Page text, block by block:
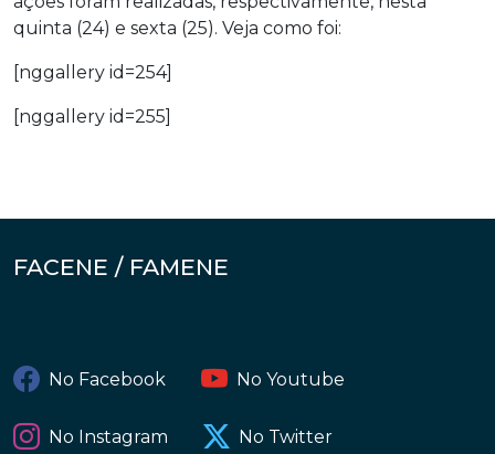
quinta (24) e sexta (25). Veja como foi:
[nggallery id=254]
[nggallery id=255]
FACENE / FAMENE
No Facebook No Youtube
No Instagram No Twitter